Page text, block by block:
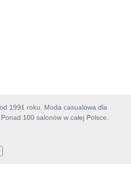
1991 roku. Moda casualowa dla
100 salonów w całej Polsce.